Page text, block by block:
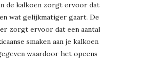
de kalkoen zorgt ervoor dat
wat gelijkmatiger gaart. De
zorgt ervoor dat een aantal
smaken aan je kalkoen
waardoor het opeens